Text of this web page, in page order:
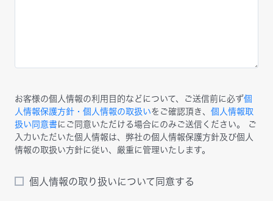
お客様の個人情報の利用目的などについて、ご送信前に必ず個
人情報保護方針・個人情報の取扱いをご確認頂き、 個人情報取
扱い同意書にご同意いただける場合にのみご送信ください。 ご
入力いただいた個人情報は、弊社の個人情報保護方針及び個人
情報の取扱い方針に従い、厳重に管理いたします。
個人情報の取り扱いについて同意する